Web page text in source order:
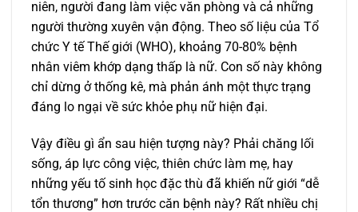
niên, người đang làm việc văn phòng và cả những
người thường xuyên vận động. Theo số liệu của Tổ
chức Y tế Thế giới (WHO), khoảng 70-80% bệnh
nhân viêm khớp dạng thấp là nữ. Con số này không
chỉ dừng ở thống kê, mà phản ánh một thực trạng
đáng lo ngại về sức khỏe phụ nữ hiện đại.
Vậy điều gì ẩn sau hiện tượng này? Phải chăng lối
sống, áp lực công việc, thiên chức làm mẹ, hay
những yếu tố sinh học đặc thù đã khiến nữ giới “dễ
tổn thương” hơn trước căn bệnh này? Rất nhiều chị